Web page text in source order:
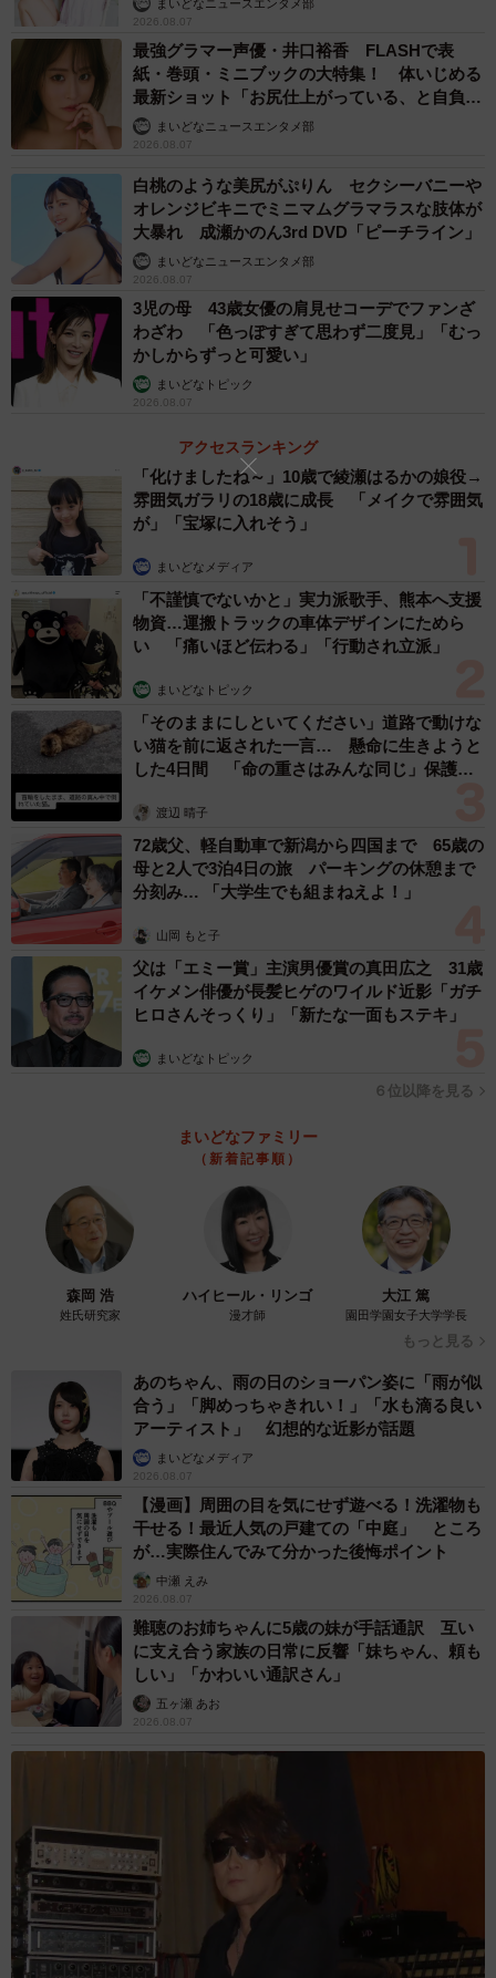
3/7
4/7
驚くべきは、能勢電鉄で約3年前まで使われていた反転フラ
ップ式案内表示機（通称パタパタ表示機）。実はこれ、現
在の運行ダイヤと連動しており、京都にいながら「今、能
勢電鉄がどこへ向かって走っているのか」が分かるとい
う。……ここまでくると、もう唖然。
3階のスペースには他にも店主が幼少期から蒐集した標識、
ヘッドマークなど、本物の鉄道部品のコレクションが所狭
しと並べられている。蒐集は現在進行形で続いており、常
連客からは「あれ？この前なかったよね…また増えて
る？」とツッコミが入るのが日常風景ということだ。
鉄道要素ばかり先に紹介してしまったが、もちろん食事や
ドリンクも注文でき、車窓をながめながらいただくと気分
は完全に食堂車。筆者が今回オーダーしたのは特製カレー
ライス（スープ付き）、ドリンク、ニューヨークチーズケ
とのこと。いずれも美味しくボリュームもあり大満足だっ
まいどなニュースエンタメ部
2026.08.07
最強グラマー声優・井口裕香 FLASHで表
紙・巻頭・ミニブックの大特集！ 体いじめる
最新ショット「お尻仕上がっている、と自負し
ています」「いくつになっても理想の身体でい
たい」
まいどなニュースエンタメ部
2026.08.07
白桃のような美尻がぷりん セクシーバニーや
オレンジビキニでミニマムグラマラスな肢体が
大暴れ 成瀬かのん3rd DVD「ピーチライン」
まいどなニュースエンタメ部
2026.08.07
3児の母 43歳女優の肩見せコーデでファンざ
わざわ 「色っぽすぎて思わず二度見」「むっ
かしからずっと可愛い」
まいどなトピック
2026.08.07
アクセスランキング
「化けましたね～」10歳で綾瀬はるかの娘役→
雰囲気ガラリの18歳に成長 「メイクで雰囲気
が」「宝塚に入れそう」
まいどなメディア
「不謹慎でないかと」実力派歌手、熊本へ支援
物資…運搬トラックの車体デザインにためら
い 「痛いほど伝わる」「行動され立派」
まいどなトピック
「そのままにしといてください」道路で動けな
い猫を前に返された一言… 懸命に生きようと
した4日間 「命の重さはみんな同じ」保護団
渡辺 晴子
72歳父、軽自動車で新潟から四国まで 65歳の
母と2人で3泊4日の旅 パーキングの休憩まで
分刻み… 「大学生でも組まねえよ！」
山岡 もと子
父は「エミー賞」主演男優賞の真田広之 31歳
イケメン俳優が長髪ヒゲのワイルド近影「ガチ
ヒロさんそっくり」「新たな一面もステキ」
まいどなトピック
６位以降を見る
まいどなファミリー
（新着記事順）
森岡 浩
姓氏研究家
ハイヒール・リンゴ
漫才師
大江 篤
園田学園女子大学学長
もっと見る
あのちゃん、雨の日のショーパン姿に「雨が似
合う」「脚めっちゃきれい！」「水も滴る良い
アーティスト」 幻想的な近影が話題
まいどなメディア
2026.08.07
【漫画】周囲の目を気にせず遊べる！洗濯物も
干せる！最近人気の戸建ての「中庭」 ところ
が…実際住んでみて分かった後悔ポイント
中瀬 えみ
2026.08.07
難聴のお姉ちゃんに5歳の妹が手話通訳 互い
に支え合う家族の日常に反響「妹ちゃん、頼も
しい」「かわいい通訳さん」
五ヶ瀬 あお
2026.08.07